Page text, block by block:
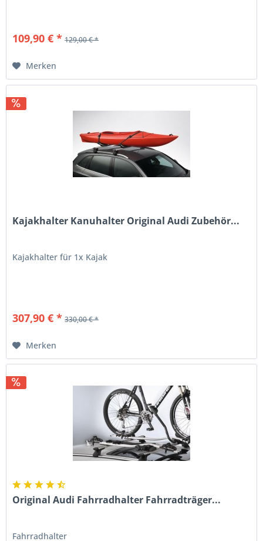
109,90 € * 129,00 € *
Merken
Kajakhalter Kanuhalter Original Audi Zubehör...
Kajakhalter für 1x Kajak
307,90 € * 330,00 € *
Merken
Original Audi Fahrradhalter Fahrradträger...
Fahrradhalter